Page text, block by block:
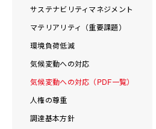
サステナビリティマネジメント
マテリアリティ（重要課題）
環境負荷低減
気候変動への対応
気候変動への対応（PDF一覧）
人権の尊重
調達基本方針